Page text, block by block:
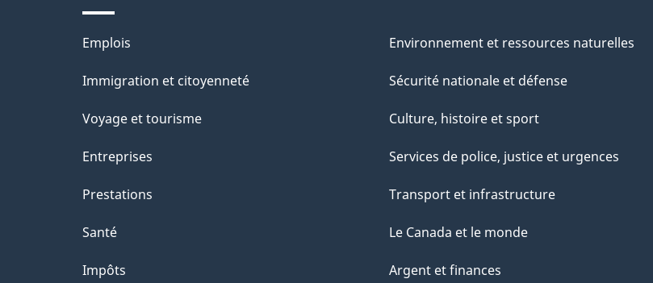
l
Thèmes
et
Emplois
Immigration et citoyenneté
Voyage et tourisme
Entreprises
Prestations
Santé
Impôts
Environnement et ressources naturelles
Sécurité nationale et défense
Culture, histoire et sport
Services de police, justice et urgences
Transport et infrastructure
Le Canada et le monde
Argent et finances